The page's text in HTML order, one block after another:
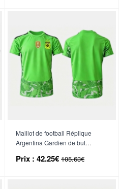
Maillot de football Réplique
Argentina Gardien de but
Courte
Prix : 42.25€ 105.63€